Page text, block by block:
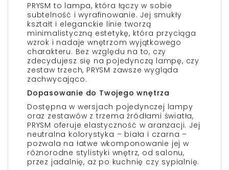
PRYSM to lampa, która łączy w sobie
subtelność i wyrafinowanie. Jej smukły
kształt i eleganckie linie tworzą
minimalistyczną estetykę, która przyciąga
wzrok i nadaje wnętrzom wyjątkowego
charakteru. Bez względu na to, czy
zdecydujesz się na pojedynczą lampę, czy
zestaw trzech, PRYSM zawsze wygląda
zachwycająco.
Dopasowanie do Twojego wnętrza
Dostępna w wersjach pojedynczej lampy
oraz zestawów z trzema źródłami światła,
PRYSM oferuje elastyczność w aranżacji. Jej
neutralna kolorystyka – biała i czarna –
pozwala na łatwe wkomponowanie jej w
różnorodne stylistyki wnętrz, od salonu,
przez jadalnię, aż po kuchnię czy sypialnię.